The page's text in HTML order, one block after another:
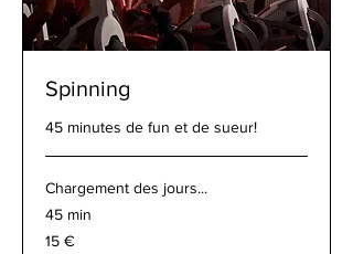
Spinning
45 minutes de fun et de sueur!
Chargement des jours...
45 min
15
euros
15 €